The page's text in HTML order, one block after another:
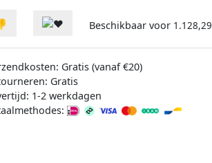
Beschikbaar voor 1.128,29
Gratis (vanaf €20)
Gratis
1-2 werkdagen